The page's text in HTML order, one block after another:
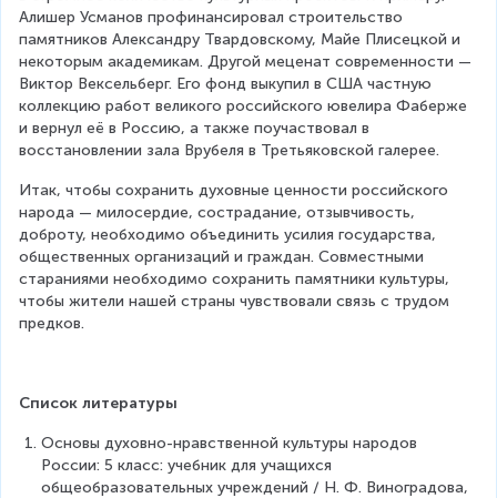
Алишер Усманов профинансировал строительство
памятников Александру Твардовскому, Майе Плисецкой и
некоторым академикам. Другой меценат современности —
Виктор Вексельберг. Его фонд выкупил в США частную
коллекцию работ великого российского ювелира Фаберже
и вернул её в Россию, а также поучаствовал в
восстановлении зала Врубеля в Третьяковской галерее.
Итак, чтобы сохранить духовные ценности российского
народа — милосердие, сострадание, отзывчивость,
доброту, необходимо объединить усилия государства,
общественных организаций и граждан. Совместными
стараниями необходимо сохранить памятники культуры,
чтобы жители нашей страны чувствовали связь с трудом
предков.
Список литературы
Основы духовно-нравственной культуры народов
России: 5 класс: учебник для учащихся
общеобразовательных учреждений / Н. Ф. Виноградова,